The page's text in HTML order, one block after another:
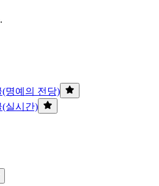
명예의 전당)
(실시간)